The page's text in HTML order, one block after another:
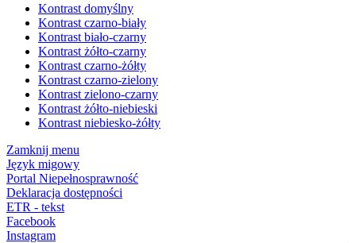
Kontrast domyślny
Kontrast czarno-biały
Kontrast biało-czarny
Kontrast żółto-czarny
Kontrast czarno-żółty
Kontrast czarno-zielony
Kontrast zielono-czarny
Kontrast żółto-niebieski
Kontrast niebiesko-żółty
Zamknij menu
Język migowy
Portal Niepełnosprawność
Deklaracja dostępności
ETR - tekst
Facebook
Instagram